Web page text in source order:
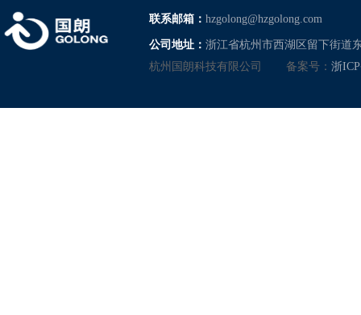
联系邮箱： hzgolong@hzgolong.com
公司地址： 浙江省杭州市西湖区留下街道
杭州国朗科技有限公司
备案号： 浙